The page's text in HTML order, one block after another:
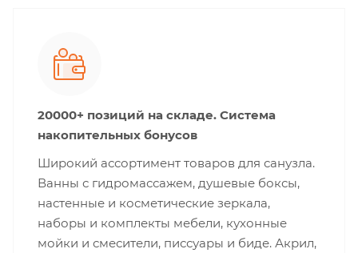
20000+ позиций на складе. Система
накопительных бонусов
Широкий ассортимент товаров для санузла.
Ванны с гидромассажем, душевые боксы,
настенные и косметические зеркала,
наборы и комплекты мебели, кухонные
мойки и смесители, писсуары и биде. Акрил,